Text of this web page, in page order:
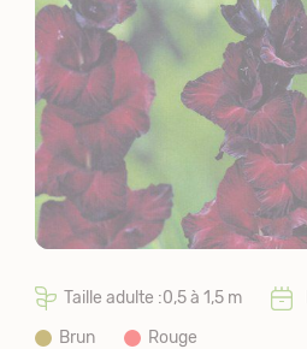
Taille adulte :0,5 à 1,5 m
Brun
Rouge